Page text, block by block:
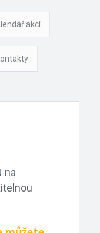
akcí
na